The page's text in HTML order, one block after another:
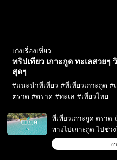
เก่งเรื่องเที่ยว
ทริปเที่ยว เกาะกูด ทะเลสวยๆ
สุดๆ
#แนะนำที่เที่ยว #ที่เที่ยวเกาะกูด #
ตราด #ตราด #ทะเล #เที่ยวไทย
ที่เที่ยวเกาะกูด ตราด
ทางไปเกาะกูด ไปช่ว
อ่